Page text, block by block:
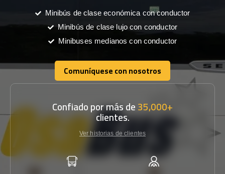
Minibús de clase económica con conductor
Minibús de clase lujo con conductor
Minibuses medianos con conductor
Comuníquese con nosotros
Comuníquese con nosotros
Confiado por más de35,000+
clientes.
Ver historias de clientes